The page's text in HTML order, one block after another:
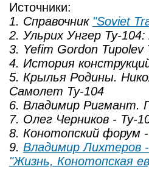
Источники:
1. Справочник "Soviet
2. Ульрих Унгер Ту-
3. Yefim Gordon
4. История
5. Крылья Родины.
Самолет Ту-104
6. Владимир Ригмант.
7. Олег Черников - Ту-
8. Конотопский форум -
9. Владимир Лихтеров
"Жизнь, Конотопская